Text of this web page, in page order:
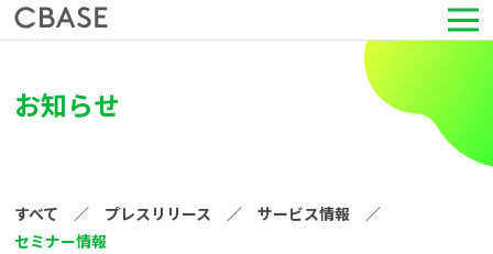
導入事例
お知らせ
すべて プレスリリース
サービス情報
セミナー情報